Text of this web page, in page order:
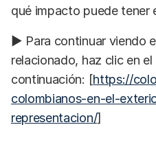
qué impacto puede tener
▶️ Para continuar viendo
relacionado, haz clic en
continuación: [https://
colombianos-en-el-
representacion/]